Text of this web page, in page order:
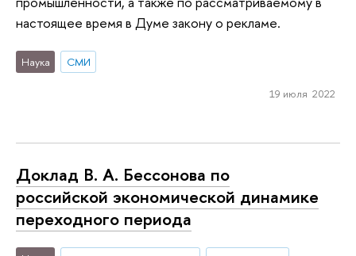
настоящее время в Думе закону о рекламе.
Наука СМИ
19 июля 2022
Доклад В. А. Бессонова по
российской экономической динамике
переходного периода